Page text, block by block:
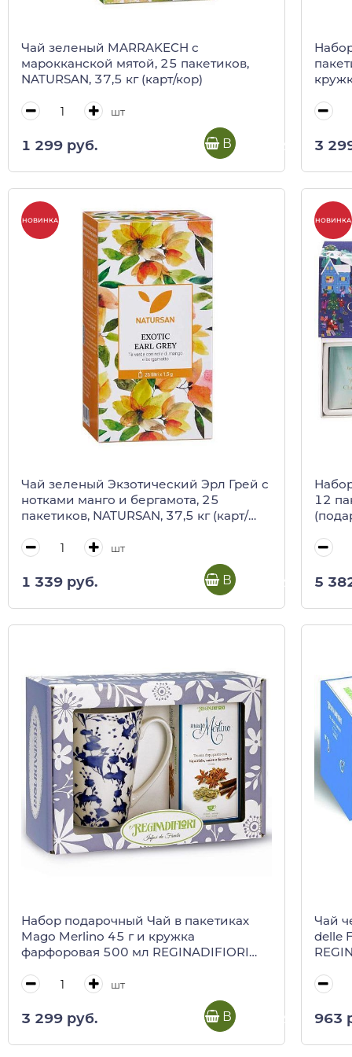
Чай зеленый MARRAKECH с
марокканской мятой, 25 пакетиков,
NATURSAN, 37,5 кг (карт/кор)
шт
1 299 руб. В корзину 3
НОВИНКА
Чай зеленый Экзотический Эрл Грей с
нотками манго и бергамота, 25
пакетиков, NATURSAN, 37,5 кг (карт/
шт
1 339 руб. В корзину
НОВИНКА
12
5
Набор подарочный Чай в пакетиках
Mago Merlino 45 г и кружка
фарфоровая 500 мл REGINADIFIORI
шт
3 299 руб. В корзину
Чай
delle
963